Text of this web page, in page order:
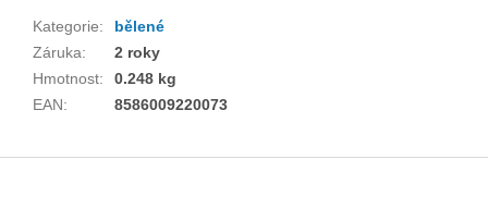
Kategorie:
bělené
Záruka:
2 roky
Hmotnost:
0.248 kg
EAN: 8586009220073